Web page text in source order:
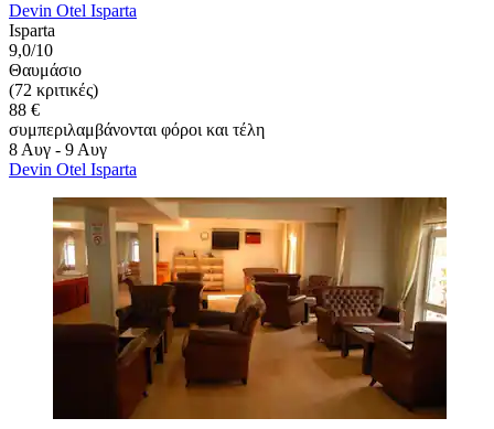
Devin Otel Isparta
Isparta
9,0/10
Θαυμάσιο
(72 κριτικές)
88 €
συμπεριλαμβάνονται φόροι και τέλη
8 Αυγ - 9 Αυγ
Devin Otel Isparta